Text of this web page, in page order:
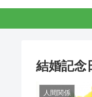
結婚記念
人間関係